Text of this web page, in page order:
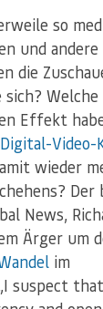
so
und andere
die
Effekt
Digital-Video-
wieder
News,
Ärger um
im
suspect